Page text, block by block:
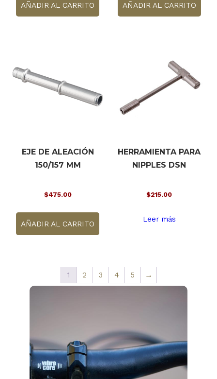
AÑADIR AL CARRITO AÑADIR AL CARRITO
EJE DE ALEACIÓN
150/157 MM
$475.00
AÑADIR AL CARRITO
HERRAMIENTA PARA
NIPPLES DSN
$215.00
Leer más
1 2 3 4 5 →